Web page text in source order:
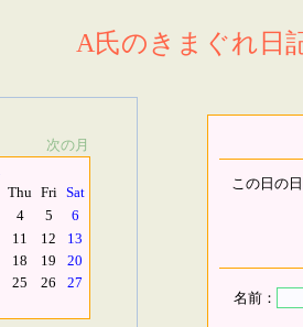
A氏のきまぐれ日
次の月
Thu Fri Sat
4 5
6
11 12
13
18 19
20
25 26
27
この日の
名前：